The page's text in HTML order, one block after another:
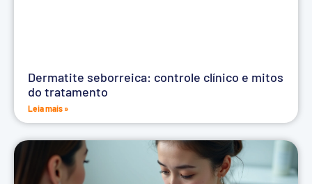
Dermatite seborreica: controle clínico e mitos
do tratamento
Leia mais »